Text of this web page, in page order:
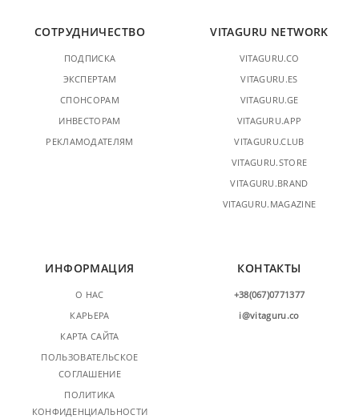
СОТРУДНИЧЕСТВО
ПОДПИСКА
ЭКСПЕРТАМ
СПОНСОРАМ
ИНВЕСТОРАМ
РЕКЛАМОДАТЕЛЯМ
VITAGURU NETWORK
VITAGURU.CO
VITAGURU.ES
VITAGURU.GE
VITAGURU.APP
VITAGURU.CLUB
VITAGURU.STORE
VITAGURU.BRAND
VITAGURU.MAGAZINE
ИНФОРМАЦИЯ
О НАС
КАРЬЕРА
КАРТА САЙТА
ПОЛЬЗОВАТЕЛЬСКОЕ
СОГЛАШЕНИЕ
ПОЛИТИКА
КОНФИДЕНЦИАЛЬНОСТИ
КОНТАКТЫ
+38(067)0771377
i@vitaguru.co